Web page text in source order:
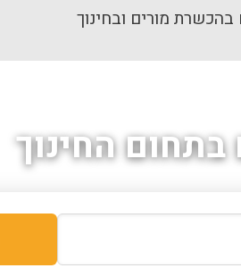
מורים ובחינוך
החינוך